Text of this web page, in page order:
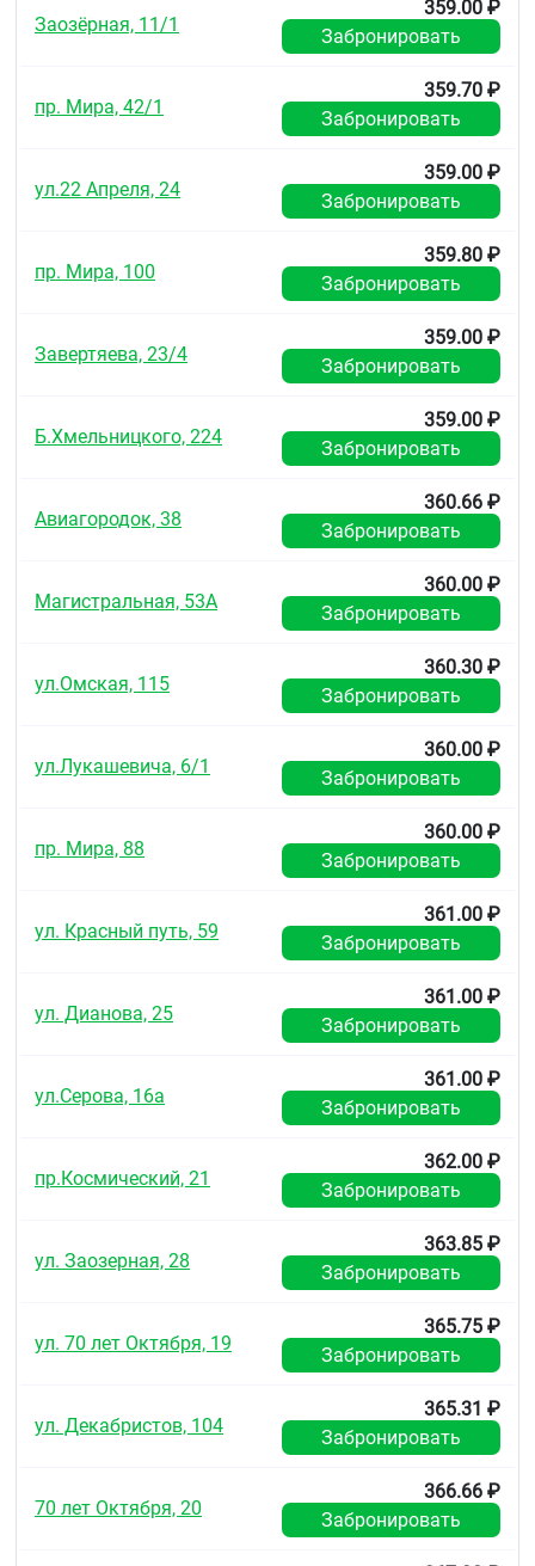
Заозёрная, 11/1
359.00 ₽
Забронировать
пр. Мира, 42/1
359.70 ₽
Забронировать
ул.22 Апреля, 24
359.00 ₽
Забронировать
пр. Мира, 100
359.80 ₽
Забронировать
Завертяева, 23/4
359.00 ₽
Забронировать
Б.Хмельницкого, 224
359.00 ₽
Забронировать
Авиагородок, 38
360.66 ₽
Забронировать
Магистральная, 53А
360.00 ₽
Забронировать
ул.Омская, 115
360.30 ₽
Забронировать
ул.Лукашевича, 6/1
360.00 ₽
Забронировать
пр. Мира, 88
360.00 ₽
Забронировать
ул. Красный путь, 59
361.00 ₽
Забронировать
ул. Дианова, 25
361.00 ₽
Забронировать
ул.Серова, 16а
361.00 ₽
Забронировать
пр.Космический, 21
362.00 ₽
Забронировать
ул. Заозерная, 28
363.85 ₽
Забронировать
ул. 70 лет Октября, 19
365.75 ₽
Забронировать
ул. Декабристов, 104
365.31 ₽
Забронировать
70 лет Октября, 20
366.66 ₽
Забронировать